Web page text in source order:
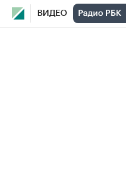
ВИДЕО